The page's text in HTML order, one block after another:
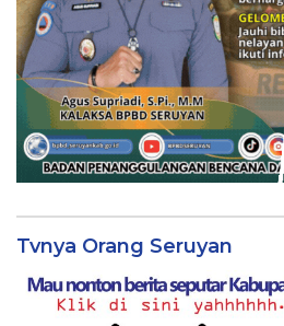
Tvnya Orang Seruyan